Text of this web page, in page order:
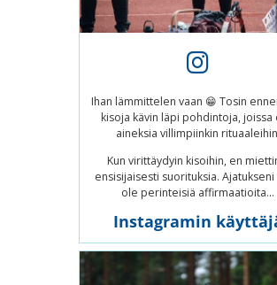
Ihan lämmittelen vaan 😁 Tosin
kisoja kävin läpi pohdintoja, joissa
aineksia villimpiinkin
Kun virittäydyin kisoihin, en
ensisijaisesti suorituksia.
ole perinteisiä affirmaatioita...
Instagramin